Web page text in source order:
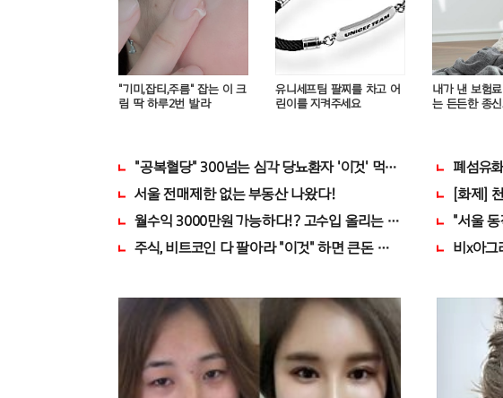
"기미,잡티,주름" 잡는 이 크
림 딱 하루2번 발라
유니세프팀 팔찌를 차고 어
린이를 지켜주세요
내가 낸 보험
는 든든한 종
"공복혈당" 300넘는 심각 당뇨환자 '이것' 먹자마자..바로
서울 전매제한 없는 부동산 나왔다!
월수익 3000만원 가능하다!? 고수입 올리는 이 "자격증"에 몰리
주식, 비트코인 다 팔아라 "이것" 하면 큰돈 번다!
폐섬유
[화제]
"서울
비x아